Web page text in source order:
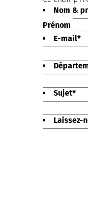
Nom &
Prénom
E-mail*
Sujet*
Laissez-